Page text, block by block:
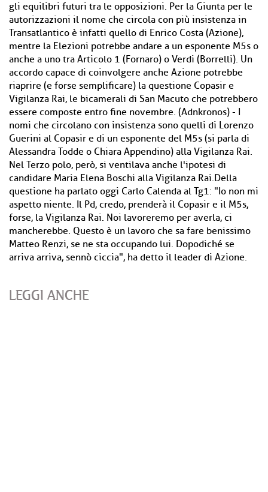
gli equilibri futuri tra le opposizioni. Per la Giunta per le
autorizzazioni il nome che circola con più insistenza in
Transatlantico è infatti quello di Enrico Costa (Azione),
mentre la Elezioni potrebbe andare a un esponente M5s o
anche a uno tra Articolo 1 (Fornaro) o Verdi (Borrelli). Un
accordo capace di coinvolgere anche Azione potrebbe
riaprire (e forse semplificare) la questione Copasir e
Vigilanza Rai, le bicamerali di San Macuto che potrebbero
essere composte entro fine novembre. (Adnkronos) - I
nomi che circolano con insistenza sono quelli di Lorenzo
Guerini al Copasir e di un esponente del M5s (si parla di
Alessandra Todde o Chiara Appendino) alla Vigilanza Rai.
Nel Terzo polo, però, si ventilava anche l'ipotesi di
candidare Maria Elena Boschi alla Vigilanza Rai.Della
questione ha parlato oggi Carlo Calenda al Tg1: "Io non mi
aspetto niente. Il Pd, credo, prenderà il Copasir e il M5s,
forse, la Vigilanza Rai. Noi lavoreremo per averla, ci
mancherebbe. Questo è un lavoro che sa fare benissimo
Matteo Renzi, se ne sta occupando lui. Dopodiché se
arriva arriva, sennò ciccia", ha detto il leader di Azione.
LEGGI ANCHE